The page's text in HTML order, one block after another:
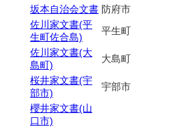
坂本自治会文書 防府市
佐川家文書(平
生町佐合島)
平生町
佐川家文書(大
島町)
大島町
桜井家文書(宇
部市)
宇部市
櫻井家文書(山
口市)